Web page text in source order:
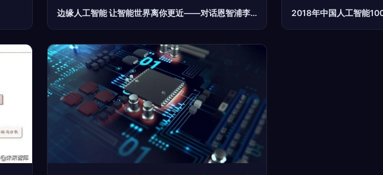
边缘人工智能 让智能世界离你更近——对话恩智浦李廷伟，剖析AI基础软件开发的关键突破